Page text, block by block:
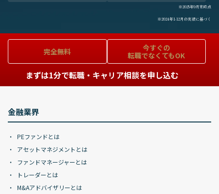
※2025年9月末時点
※2024年1-12月の実績に基づく
完全無料
今すぐの
転職でなくてもOK
まずは1分で転職・キャリア相談を申し込む
金融業界
PEファンドとは
アセットマネジメントとは
ファンドマネージャーとは
トレーダーとは
M&Aアドバイザリーとは